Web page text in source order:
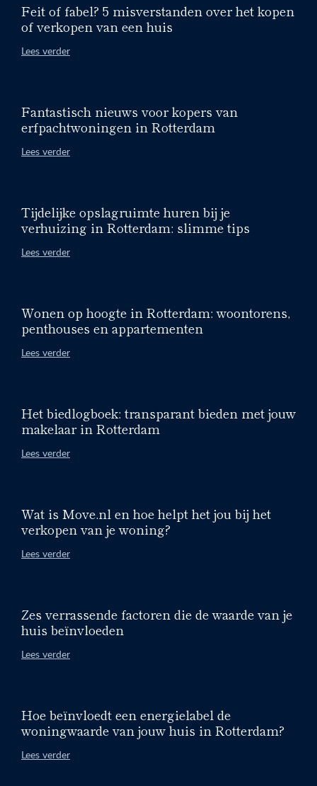
Feit of fabel? 5 misverstanden over het kopen
of verkopen van een huis
Lees verder
Fantastisch nieuws voor kopers van
erfpachtwoningen in Rotterdam
Lees verder
Tijdelijke opslagruimte huren bij je
verhuizing in Rotterdam: slimme tips
Lees verder
Wonen op hoogte in Rotterdam: woontorens,
penthouses en appartementen
Lees verder
Het biedlogboek: transparant bieden met jouw
makelaar in Rotterdam
Lees verder
Wat is Move.nl en hoe helpt het jou bij het
verkopen van je woning?
Lees verder
Zes verrassende factoren die de waarde van je
huis beïnvloeden
Lees verder
Hoe beïnvloedt een energielabel de
woningwaarde van jouw huis in Rotterdam?
Lees verder